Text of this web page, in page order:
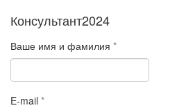
Консультант2024
Ваше имя и фамилия *
E-mail *